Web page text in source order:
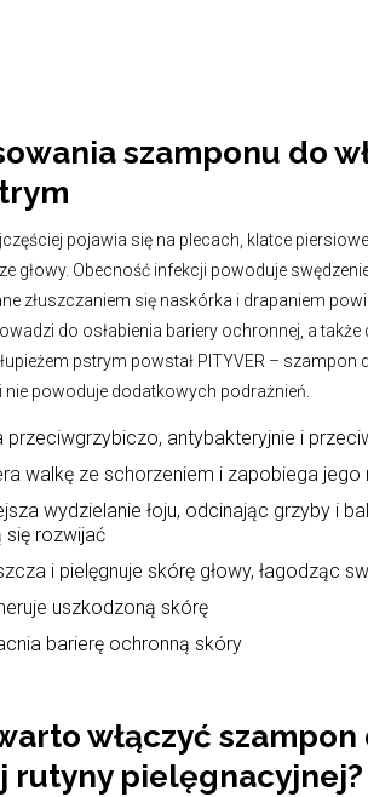
szamponu do
pojawia się na plecach, klatce
głowy. Obecność infekcji powoduje
złuszczaniem się naskórka i drapaniem
do osłabienia bariery ochronnej, a
pstrym powstał PITYVER –
nie powoduje dodatkowych podrażnień.
przeciwgrzybiczo, antybakteryjnie i
walkę ze schorzeniem i zapobiega
wydzielanie łoju, odcinając grzyby i
się rozwijać
i pielęgnuje skórę głowy, łagodząc
uszkodzoną skórę
barierę ochronną skóry
włączyć szampon
rutyny pielęgnacyjnej?